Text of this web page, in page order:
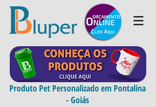
Produto Pet Personalizado em Pontalina
- Goiás